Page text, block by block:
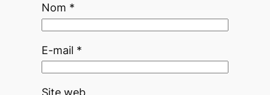
Nom *
E-mail *
Site web